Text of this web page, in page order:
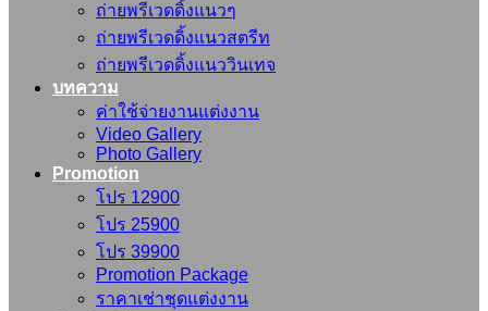
ถ่ายพรีเวดดิ้งแนวๆ
ถ่ายพรีเวดดิ้งแนวสตรีท
ถ่ายพรีเวดดิ้งแนววินเทจ
บทความ
ค่าใช้จ่ายงานแต่งงาน
Video Gallery
Photo Gallery
Promotion
โปร 12900
โปร 25900
โปร 39900
Promotion Package
ราคาเช่าชุดแต่งงาน